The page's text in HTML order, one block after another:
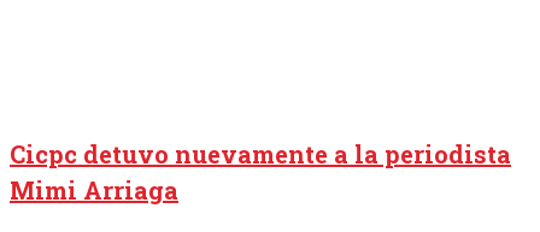
Cicpc detuvo nuevamente a la periodista
Mimi Arriaga